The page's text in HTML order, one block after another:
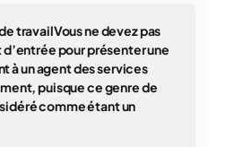
travailVous ne devez pas
d’entrée pour présenter une
à un agent des services
puisque ce genre de
comme étant un